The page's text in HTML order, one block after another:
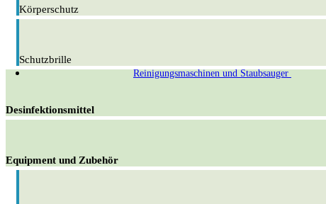
Reinigungsmaschinen und Staubsauger
Körperschutz
Schutzbrille
Desinfektionsmittel
Equipment und Zubehör